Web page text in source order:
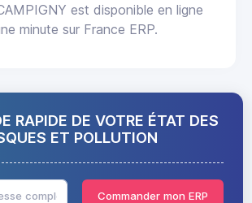
est disponible en ligne
minute sur France ERP.
RAPIDE DE VOTRE ÉTAT DES
ET POLLUTION
Commander mon ERP